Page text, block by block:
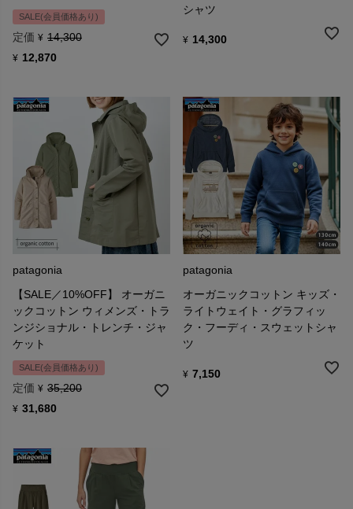
SALE(会員価格あり)
定価 ¥ 14,300
¥ 12,870
シャツ
¥ 14,300
patagonia
【SALE／10%OFF】 オーガニ
ックコットン ウィメンズ・トラ
ンジショナル・トレンチ・ジャ
ケット
SALE(会員価格あり)
定価 ¥ 35,200
¥ 31,680
patagonia
オーガニックコットン キッズ・
ライトウェイト・グラフィッ
ク・フーディ・スウェットシャ
ツ
¥ 7,150